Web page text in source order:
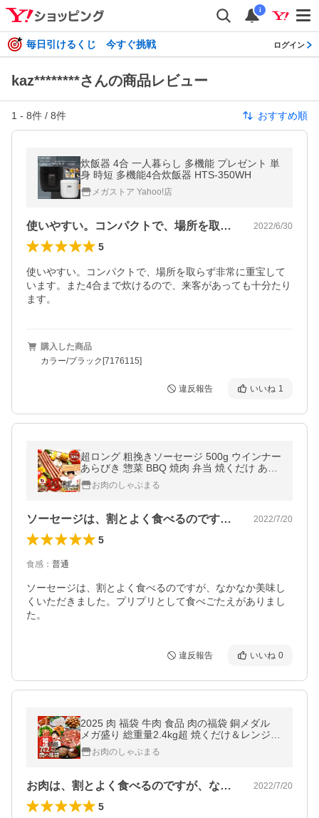
i
毎日引けるくじ 今すぐ挑戦 ログイン
kaz********さんの商品レビュー
1 - 8件 / 8件 おすすめ順
炊飯器 4合 一人暮らし 多機能 プレゼント 単
身 時短 多機能4合炊飯器 HTS-350WH
メガストア Yahoo!店
使いやすい。コンパクトで、場所を取らず… 2022/6/30
5
使いやすい。コンパクトで、場所を取らず非常に重宝して
います。また4合まで炊けるので、来客があっても十分たり
ます。
購入した商品
カラー/ブラック[7176115]
違反報告 いいね 1
超ロング 粗挽きソーセージ 500g ウインナー
あらびき 惣菜 BBQ 焼肉 弁当 焼くだけ あす
つくキャンプ 爆買
お肉のしゃぶまる
ソーセージは、割とよく食べるのですが、… 2022/7/20
5
食感 ： 普通
ソーセージは、割とよく食べるのですが、なかなか美味し
くいただきました。プリプリとして食べごたえがありまし
た。
違反報告 いいね 0
2025 肉 福袋 牛肉 食品 肉の福袋 銅メダル
メガ盛り 総重量2.4kg超 焼くだけ＆レンジで
簡単調理！ランキング1位＆人気のお肉豪華
セット 焼肉 ハラミ 爆買
お肉のしゃぶまる
お肉は、割とよく食べるのですが、なかな… 2022/7/20
5